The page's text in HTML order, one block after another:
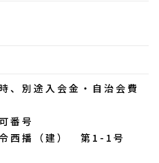
、別途入会金・自治会費
番号
播（建） 第1-1号